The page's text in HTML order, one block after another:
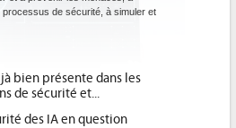
ce que recherchent les pouvoirs publics
1
Qu'est-ce que la DEE
d'efficacité énergétique) ?
2
DEE, une pression